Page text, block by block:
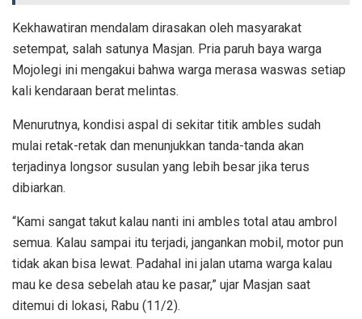
Kekhawatiran mendalam dirasakan oleh masyarakat
setempat, salah satunya Masjan. Pria paruh baya warga
Mojolegi ini mengakui bahwa warga merasa waswas setiap
kali kendaraan berat melintas.
Menurutnya, kondisi aspal di sekitar titik ambles sudah
mulai retak-retak dan menunjukkan tanda-tanda akan
terjadinya longsor susulan yang lebih besar jika terus
dibiarkan.
“Kami sangat takut kalau nanti ini ambles total atau ambrol
semua. Kalau sampai itu terjadi, jangankan mobil, motor pun
tidak akan bisa lewat. Padahal ini jalan utama warga kalau
mau ke desa sebelah atau ke pasar,” ujar Masjan saat
ditemui di lokasi, Rabu (11/2).